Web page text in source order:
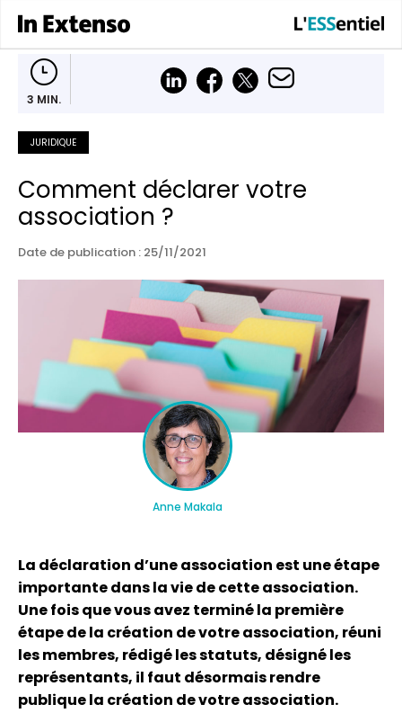
3 MIN.
JURIDIQUE
Comment déclarer votre
association ?
Date de publication : 25/11/2021
Anne Makala
La déclaration d’une association est une étape
importante dans la vie de cette association.
Une fois que vous avez terminé la première
étape de la création de votre association, réuni
les membres, rédigé les statuts, désigné les
représentants, il faut désormaisrendre
publiquela création de votre association.